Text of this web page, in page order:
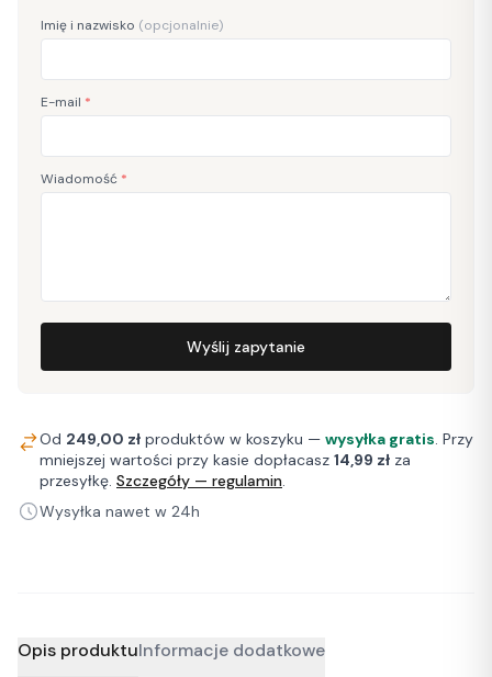
Imię i nazwisko (opcjonalnie)
E-mail *
Wiadomość *
Wyślij zapytanie
Od 249,00 zł produktów w koszyku — wysyłka gratis. Przy
mniejszej wartości przy kasie dopłacasz 14,99 zł za
przesyłkę. Szczegóły — regulamin.
Wysyłka nawet w 24h
Opis produktuInformacje dodatkowe